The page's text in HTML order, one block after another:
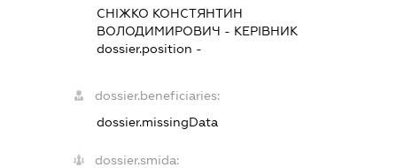
СНІЖКО КОНСТЯНТИН
ВОЛОДИМИРОВИЧ - КЕРІВНИК
dossier.position -
dossier.beneficiaries:
dossier.missingData
dossier.smida: